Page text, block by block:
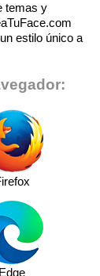
temas y
estilo único a
Edge